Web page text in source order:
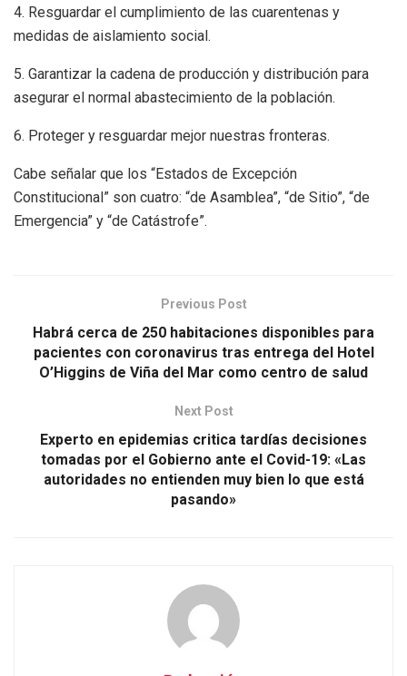
4. Resguardar el cumplimiento de las cuarentenas y
medidas de aislamiento social.
5. Garantizar la cadena de producción y distribución para
asegurar el normal abastecimiento de la población.
6. Proteger y resguardar mejor nuestras fronteras.
Cabe señalar que los “Estados de Excepción
Constitucional” son cuatro: “de Asamblea”, “de Sitio”, “de
Emergencia” y “de Catástrofe”.
Previous Post
Habrá cerca de 250 habitaciones disponibles para
pacientes con coronavirus tras entrega del Hotel
O’Higgins de Viña del Mar como centro de salud
Next Post
Experto en epidemias critica tardías decisiones
tomadas por el Gobierno ante el Covid-19: «Las
autoridades no entienden muy bien lo que está
pasando»